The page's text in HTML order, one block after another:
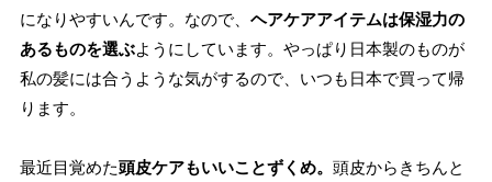
になりやすいんです。なので、 ヘアケアアイテムは保湿力の
あるものを選ぶようにしています。やっぱり日本製のものが
私の髪には合うような気がするので、いつも日本で買って帰
ります。
最近目覚めた頭皮ケアもいいことずくめ。 頭皮からきちんと